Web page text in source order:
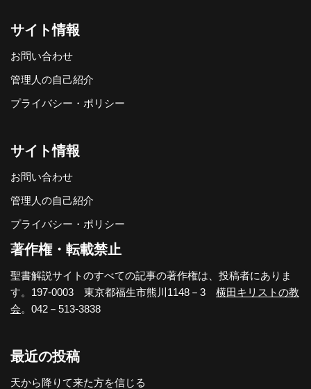
サイト情報
お問い合わせ
管理人の自己紹介
プライバシー・ポリシー
サイト情報
お問い合わせ
管理人の自己紹介
プライバシー・ポリシー
著作権・転載禁止
聖書解説サイトのすべての記事の著作権は、投稿者にありま
す。197-0003 東京都福生市熊川1148－3 横田キリストの教
会。042－513-3838
最近の投稿
天から降りて来た方を信じる